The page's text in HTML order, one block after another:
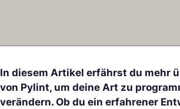
In diesem Artikel erfährst du mehr
von Pylint, um deine Art zu
verändern. Ob du ein erfahrener